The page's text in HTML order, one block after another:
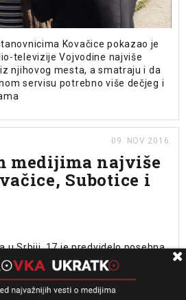
Kovačice pokazao je
televizije Vojvodine najviše
njihovog mesta, a smatraju i da
servisu potrebno više dečjeg i
09. NOV 2016.
medijima najviše
Subotice i
u Srbiji, 17 je predvidelo posebna
jezicima nacionalnih manjina na
sufinansiranje medija u 2016.
tu svrhu dodelila je Kovačica,